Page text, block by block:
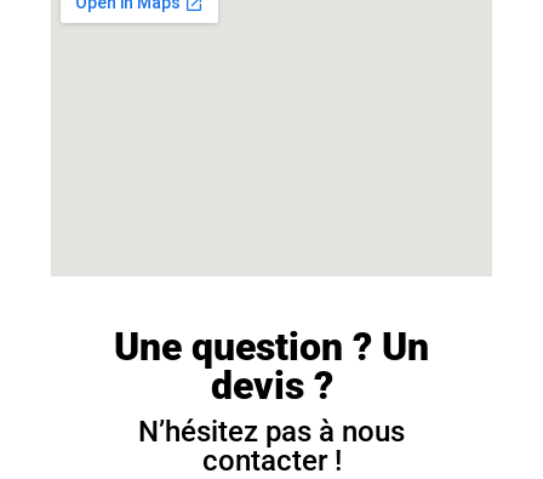
Une question ? Un
devis ?
N’hésitez pas à nous
contacter !